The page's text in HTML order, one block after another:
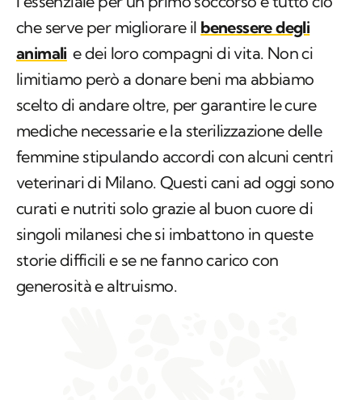
limitiamo però a donare beni ma abbiamo
scelto di andare oltre, per garantire le cure
mediche necessarie e la sterilizzazione delle
femmine stipulando accordi con alcuni centri
veterinari di Milano. Questi cani ad oggi sono
curati e nutriti solo grazie al buon cuore di
singoli milanesi che si imbattono in queste
storie difficili e se ne fanno carico con
generosità e altruismo.